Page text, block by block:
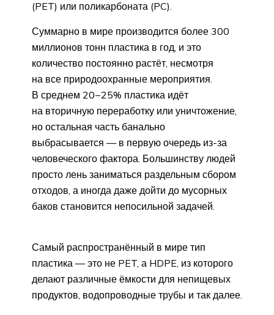
(PET) или поликарбоната (PC).
Суммарно в мире производится более 300
миллионов тонн пластика в год, и это
количество постоянно растёт, несмотря
на все природоохранные мероприятия.
В среднем 20−25% пластика идёт
на вторичную переработку или уничтожение,
но остальная часть банально
выбрасывается — в первую очередь из-за
человеческого фактора. Большинству людей
просто лень заниматься раздельным сбором
отходов, а иногда даже дойти до мусорных
баков становится непосильной задачей.
Самый распространённый в мире тип
пластика — это не PET, а HDPE, из которого
делают различные ёмкости для непищевых
продуктов, водопроводные трубы и так далее.